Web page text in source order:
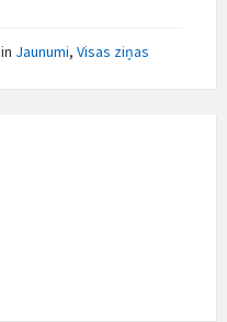
in Jaunumi, Visas ziņas